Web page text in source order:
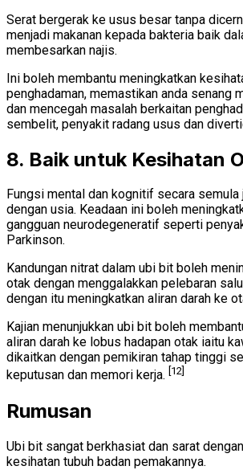
Serat bergerak ke usus besar tanpa
menjadi makanan kepada bakteria baik
membesarkan najis.
Ini boleh membantu meningkatkan
penghadaman, memastikan anda senang
dan mencegah masalah berkaitan
sembelit, penyakit radang usus dan
8. Baik untuk Kesihatan
Fungsi mental dan kognitif secara
dengan usia. Keadaan ini boleh
gangguan neurodegeneratif seperti
Parkinson.
Kandungan nitrat dalam ubi bit boleh
otak dengan menggalakkan pelebaran
dengan itu meningkatkan aliran darah ke
Kajian menunjukkan ubi bit boleh
aliran darah ke lobus hadapan otak iaitu
dikaitkan dengan pemikiran tahap tinggi
keputusan dan memori kerja. [12]
Rumusan
Ubi bit sangat berkhasiat dan sarat
kesihatan tubuh badan pemakannya.